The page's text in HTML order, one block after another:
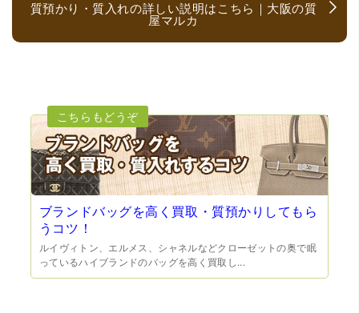
（大阪府大阪市）とても宝石に詳しく、また中古市場の仕
組みもお教えいただけ嬉しかったです。鑑別も素早く驚き
ました。宜しくお願いいたします。(楽器等、様々なジャン
ルに詳しいの流石の一言に尽きます)
質預かり・質入れの詳しい説明はこちら｜大阪の質
屋マルカ
ブランドバッグを高く買取・質預かりしてもら
うコツ！
ルイヴィトン、エルメス、シャネルなどクローゼットの奥で眠
っているハイブランドのバッグを高く買取し...